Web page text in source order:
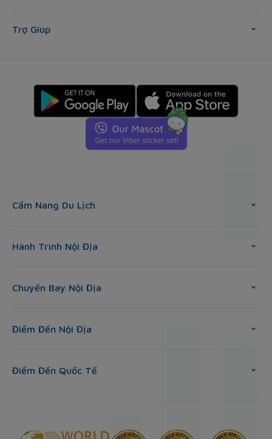
Trợ Giúp
Cẩm Nang Du Lịch
Hành Trình Nội Địa
Chuyến Bay Nội Địa
Điểm Đến Nội Địa
Điểm Đến Quốc Tế